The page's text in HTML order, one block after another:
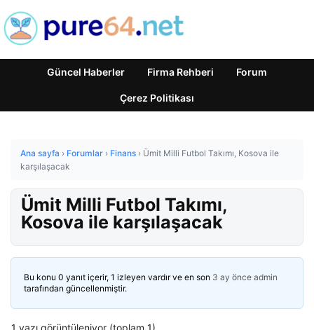
Güncel Haberler Firma Rehberi Forum
Çerez Politikası
Ana sayfa › Forumlar › Finans › Ümit Milli Futbol Takımı, Kosova ile
karşılaşacak
Ümit Milli Futbol Takımı,
Kosova ile karşılaşacak
Bu konu 0 yanıt içerir, 1 izleyen vardır ve en son 3 ay önce admin
tarafından güncellenmiştir.
1 yazı görüntüleniyor (toplam 1)